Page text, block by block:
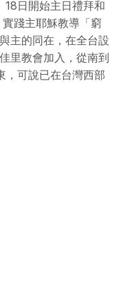
18日開始主日禮拜和
踐主耶穌教導「窮
主的同在，在全台設
里教會加入，從南到
，可說已在台灣西部